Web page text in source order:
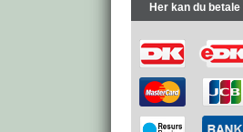
Her kan du betale